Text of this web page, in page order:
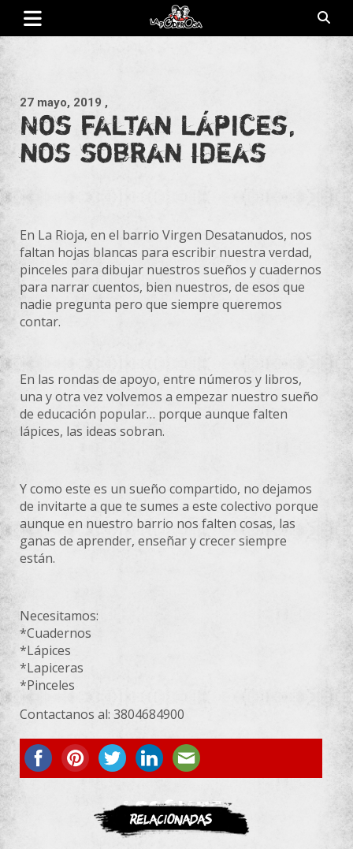
Saltar
contenido
27 mayo, 2019 ,
Nos faltan lápices,
nos sobran ideas
En La Rioja, en el barrio Virgen Desatanudos, nos
faltan hojas blancas para escribir nuestra verdad,
pinceles para dibujar nuestros sueños y cuadernos
para narrar cuentos, bien nuestros, de esos que
nadie pregunta pero que siempre queremos
contar.
En las rondas de apoyo, entre números y libros,
una y otra vez volvemos a empezar nuestro sueño
de educación popular… porque aunque falten
lápices, las ideas sobran.
Y como este es un sueño compartido, no dejamos
de invitarte a que te sumes a este colectivo porque
aunque en nuestro barrio nos falten cosas, las
ganas de aprender, enseñar y crecer siempre
están.
Necesitamos:
*Cuadernos
*Lápices
*Lapiceras
*Pinceles
Contactanos al: 3804684900
ASOCIATE
Relacionadas